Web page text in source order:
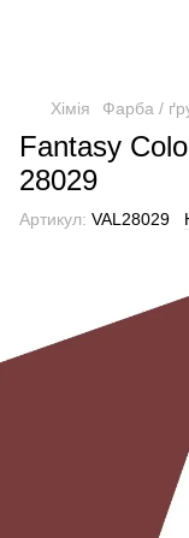
Хімія Фарба /
Fantasy
28029
Артикул: VAL28029